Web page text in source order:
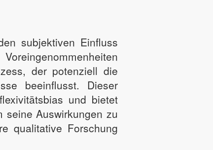
subjektiven Einfluss
der potenziell die
beeinflusst. Dieser
und bietet
seine Auswirkungen zu
qualitative Forschung